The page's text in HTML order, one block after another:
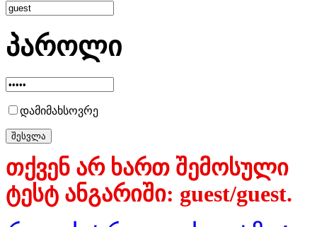
პაროლი
დამიმახსოვრე
თქვენ არ ხართ შემოსული
ტესტ ანგარიში: guest/guest.